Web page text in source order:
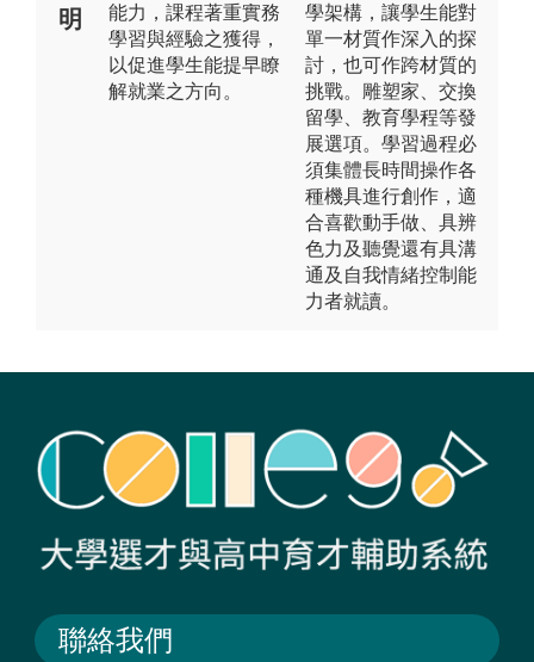
明
能力，課程著重實務
學習與經驗之獲得，
以促進學生能提早瞭
解就業之方向。
學架構，讓學生能對
單一材質作深入的探
討，也可作跨材質的
挑戰。雕塑家、交換
留學、教育學程等發
展選項。學習過程必
須集體長時間操作各
種機具進行創作，適
合喜歡動手做、具辨
色力及聽覺還有具溝
通及自我情緒控制能
力者就讀。
聯絡我們